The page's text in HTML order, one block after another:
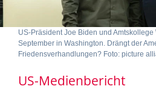
US-Präsident Joe Biden und
September in Washington. Drängt der
Friedensverhandlungen? Foto: picture
US-Medienbericht